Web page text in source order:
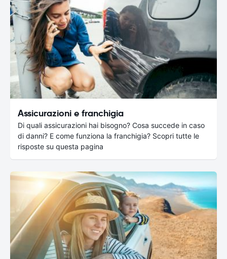
Assicurazioni e franchigia
Di quali assicurazioni hai bisogno? Cosa succede in caso
di danni? E come funziona la franchigia? Scopri tutte le
risposte su questa pagina